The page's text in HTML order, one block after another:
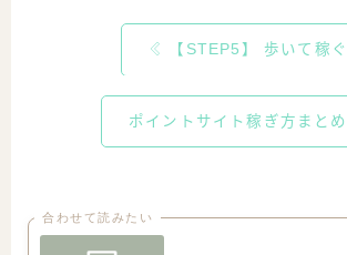
【STEP5】 歩いて稼ぐ
ポイントサイト稼ぎ方まとめ
合わせて読みたい